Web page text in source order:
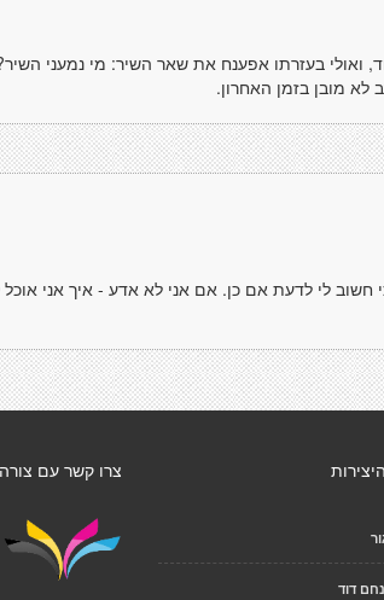
ואולי בעזרתו אפענח את שאר השיר: מי נמעני
מובן בזמן האחרון.
חשוב לי לדעת אם כן. אם אני לא אדע - איך אני
צרו קשר עם צורה
דוד